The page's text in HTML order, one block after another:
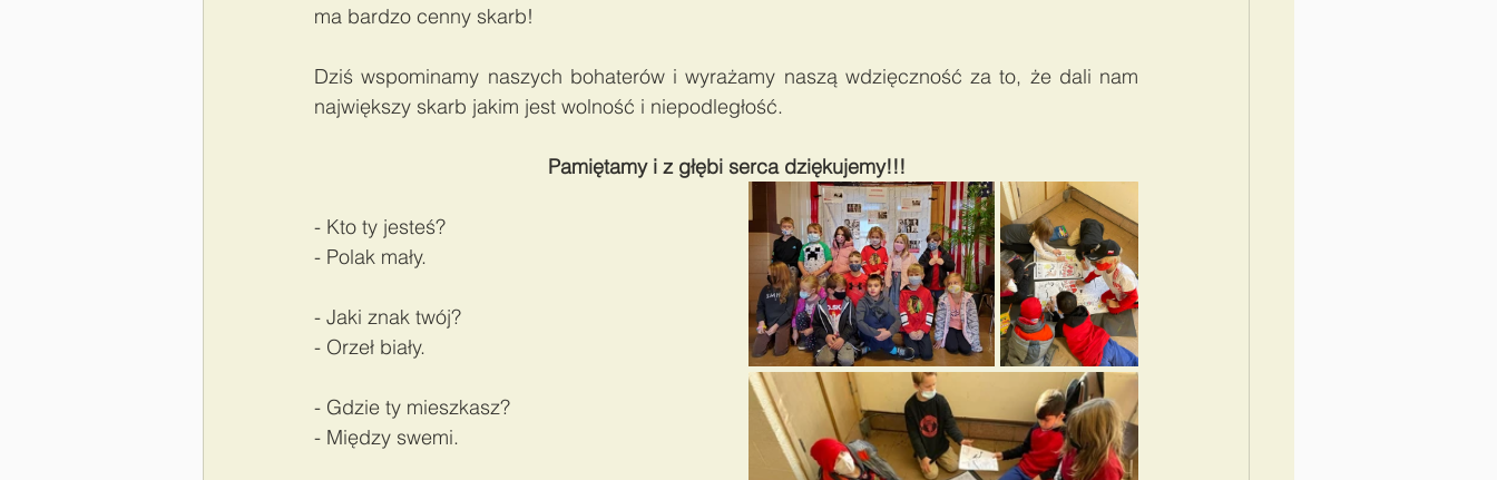
ma bardzo cenny skarb!
Dziś wspominamy naszych bohaterów i wyrażamy naszą wdzięczność za to, że dali nam
największy skarb jakim jest wolność i niepodległość.
Pamiętamy i z głębi serca dziękujemy!!!
- Kto ty jesteś?
- Polak mały.
- Jaki znak twój?
- Orzeł biały.
- Gdzie ty mieszkasz?
- Między swemi.